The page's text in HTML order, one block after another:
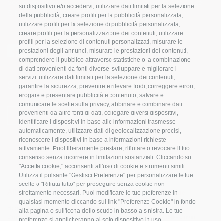
su dispositivo e/o accedervi, utilizzare dati limitati per la selezione
della pubblicità, creare profili per la pubblicità personalizzata,
utilizzare profili per la selezione di pubblicità personalizzata,
creare profili per la personalizzazione dei contenuti, utilizzare
profili per la selezione di contenuti personalizzati, misurare le
prestazioni degli annunci, misurare le prestazioni dei contenuti,
comprendere il pubblico attraverso statistiche o la combinazione
di dati provenienti da fonti diverse, sviluppare e migliorare i
servizi, utilizzare dati limitati per la selezione dei contenuti,
garantire la sicurezza, prevenire e rilevare frodi, correggere errori,
erogare e presentare pubblicità e contenuto, salvare e
comunicare le scelte sulla privacy, abbinare e combinare dati
provenienti da altre fonti di dati, collegare diversi dispositivi,
identificare i dispositivi in base alle informazioni trasmesse
automaticamente, utilizzare dati di geolocalizzazione precisi,
riconoscere i dispositivi in base a informazioni richieste
attivamente. Puoi liberamente prestare, rifiutare o revocare il tuo
consenso senza incorrere in limitazioni sostanziali. Cliccando su
"Accetta cookie," acconsenti all'uso di cookie e strumenti simili.
Utilizza il pulsante "Gestisci Preferenze" per personalizzare le tue
scelte o "Rifiuta tutto" per proseguire senza cookie non
strettamente necessari. Puoi modificare le tue preferenze in
qualsiasi momento cliccando sul link "Preferenze Cookie" in fondo
alla pagina o sull'icona dello scudo in basso a sinistra. Le tue
preferenze si applicheranno al solo dispositivo in uso.
Soc. coop. turistica Val Casies-Monguelfo-Tesido in Alto Adige
S. Martino 10a I-39030 Val Casies
Sempre informati e aggiornati!
NEWSLETTER
Alloggi
Hotel
Garni/B&B
Temi
La Regione
Attività
Service
Arrivo